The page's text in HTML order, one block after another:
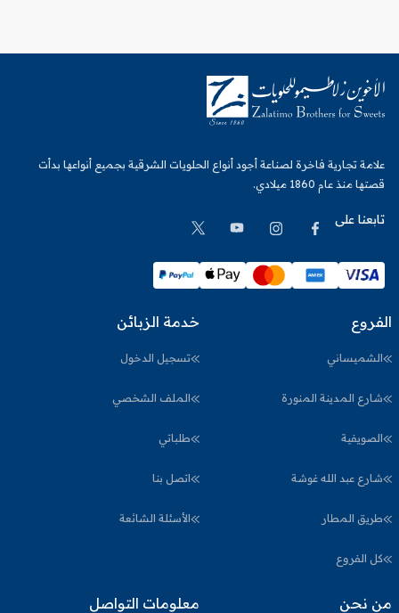
علامة تجارية فاخرة لصناعة أجود أنواع الحلويات الشرقية بجميع أنواعها بدأت
قصتها منذ عام 1860 ميلادي.
تابعنا على
الفروع
الشميساني
شارع المدينة المنورة
الصويفية
شارع عبد الله غوشة
طريق المطار
كل الفروع
خدمة الزبائن
تسجيل الدخول
الملف الشخصي
طلباتي
اتصل بنا
الأسئلة الشائعة
من نحن معلومات التواصل